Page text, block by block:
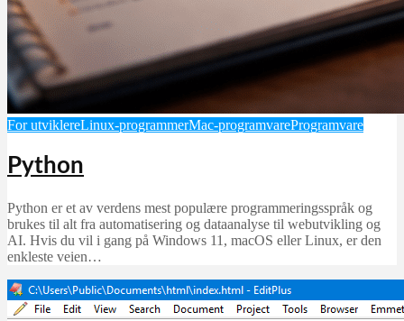
For utviklereLinux-programmerMac-programvareProgramvare
Python
Python er et av verdens mest populære programmeringsspråk og
brukes til alt fra automatisering og dataanalyse til webutvikling og
AI. Hvis du vil i gang på Windows 11, macOS eller Linux, er den
enkleste veien…